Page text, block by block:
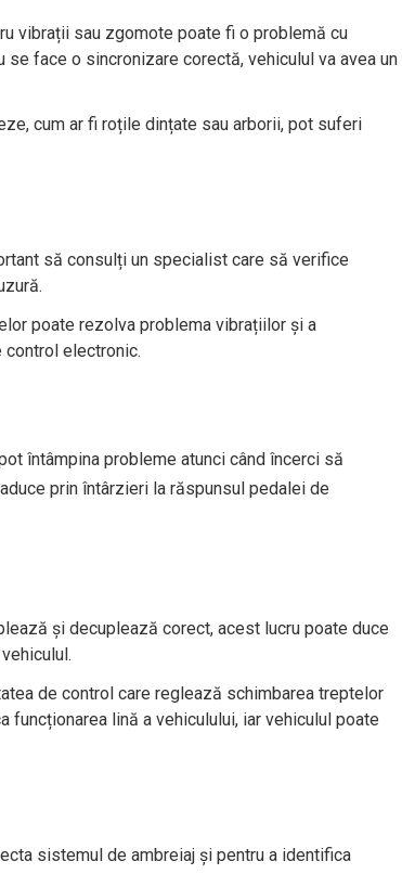
vibrații sau zgomote poate fi o problemă cu
face o sincronizare corectă, vehiculul va avea un
cum ar fi roțile dințate sau arborii, pot suferi
să consulți un specialist care să verifice
poate rezolva problema vibrațiilor și a
electronic.
întâmpina probleme atunci când încerci să
prin întârzieri la răspunsul pedalei de
și decuplează corect, acest lucru poate duce
de control care reglează schimbarea treptelor
lină a vehiculului, iar vehiculul poate
sistemul de ambreiaj și pentru a identifica